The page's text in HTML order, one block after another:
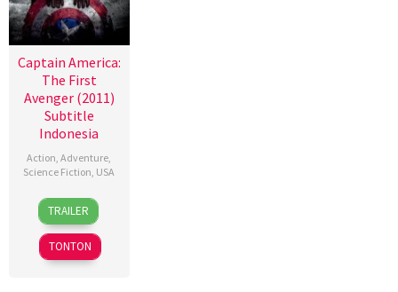
Captain America:
The First
Avenger (2011)
Subtitle
Indonesia
Action,Adventure,
Science Fiction, USA
22
Jul
2011
Joe
Johnston
TRAILER
TONTON